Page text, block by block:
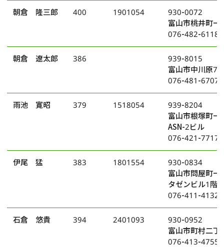
朝倉 隆三郎 400 1901054
930-0072
富山市桃井町一
076-482-6118
朝倉 遼太郎 386
939-8015
富山市中川原
076-481-6707
雨池 寛昭 379 1518054
939-8204
富山市根塚町
ASN-2ビル
076-421-7717
伊尾 猛 383 1801554
930-0834
富山市問屋町
タゼンビル1階
076-411-4132
石倉 悠貴 394 2401093
930-0952
富山市町村二
076-413-4755